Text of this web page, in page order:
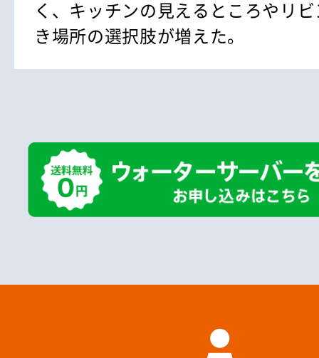
く、キッチンの見えるところやリ
き場所の選択肢が増えた。